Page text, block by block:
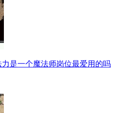
是一个魔法师岗位最爱用的吗